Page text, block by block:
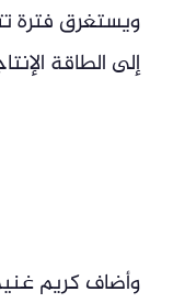
إلى الطاقة
وأضاف كريم